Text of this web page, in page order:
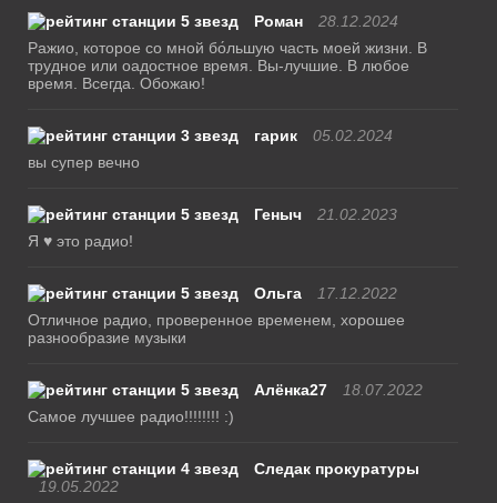
Роман
28.12.2024
Ражио, которое со мной бо́льшую часть моей жизни. В
трудное или оадостное время. Вы-лучшие. В любое
время. Всегда. Обожаю!
гарик
05.02.2024
вы супер вечно
Геныч
21.02.2023
Я ♥ это радио!
Ольга
17.12.2022
Отличное радио, проверенное временем, хорошее
разнообразие музыки
Алёнка27
18.07.2022
Самое лучшее радио!!!!!!!! :)
Следак прокуратуры
19.05.2022